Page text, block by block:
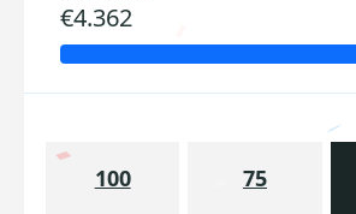
€4.362
100 75